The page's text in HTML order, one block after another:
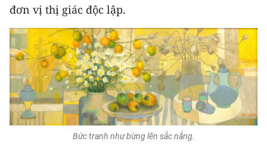
đơn vị thị giác độc lập.
Bức tranh như bừng lên sắc nắng.